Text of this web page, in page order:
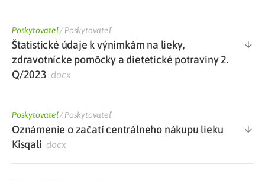
Poskytovateľ/Poskytovateľ
Štatistické údaje k výnimkám na lieky,
zdravotnícke pomôcky a dietetické potraviny 2.
Q/2023 docx
Poskytovateľ/Poskytovateľ
Oznámenie o začatí centrálneho nákupu lieku
Kisqali docx